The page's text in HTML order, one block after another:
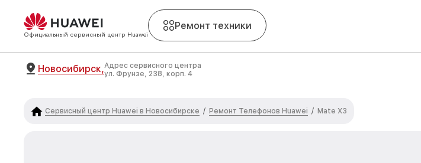
Официальный сервисный центр Huawei
Ремонт техники
Новосибирск,Адрес сервисного центра
ул. Фрунзе, 238, корп. 4
Сервисный центр Huawei в Новосибирске / Ремонт Телефонов Huawei / Mate X3